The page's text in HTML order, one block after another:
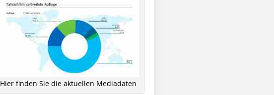
Hier finden Sie die aktuellen Mediadaten